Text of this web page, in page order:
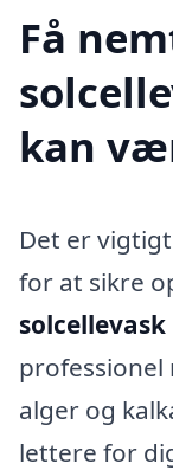
Få
kan
Det er
for at sikre
solcellevask
professionel
alger og
lettere for